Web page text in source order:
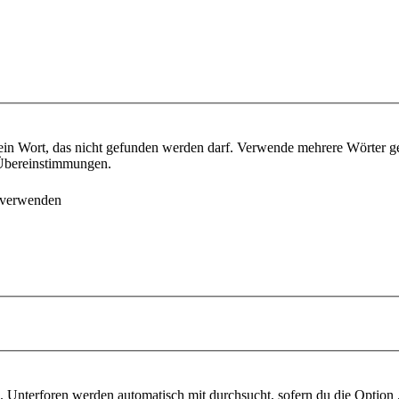
Wort, das nicht gefunden werden darf. Verwende mehrere Wörter
werden automatisch mit durchsucht, sofern du die